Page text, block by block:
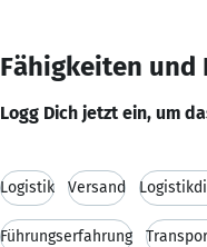
Fähigkeiten und
Logg Dich jetzt ein, um
Logistik Versand
Führungserfahrung